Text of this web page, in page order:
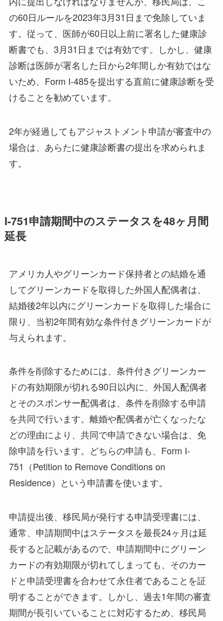
の60日ルールを2023年3月31日まで免除していま
す。従って、医師が60日以上前に署名した健康診
断書でも、3月31日までは有効です。しかし、健康
診断は医師が署名した日から2年間しか有効ではな
いため、Form I-485を提出する直前に健康診断を受
けることを勧めています。
2年が経過してもアジャストメント申請が審査中の
場合は、あらたに健康診断書の提出を求められま
す。
I-751申請期間中のステータスを48ヶ月間
延長
アメリカ人やグリーンカード保持者との結婚を通
してグリーンカードを取得した外国人配偶者は、
結婚後2年以内にグリーンカードを取得した場合に
限り、当初2年間有効な条件付きグリーンカードが
与えられます。
条件を削除するためには、条件付きグリーンカー
ドの有効期限が切れる90日以内に、外国人配偶者
とそのスポンサー配偶者は、条件を削除する申請
を共同で行います。離婚や配偶者が亡くなったな
どの理由により、共同で申請できない場合は、免
除申請を行います。どちらの申請も、Form I-
751（Petition to Remove Conditions on
Residence）という申請書を使います。
申請提出後、移民局が発行する申請受理書には、
通常、申請期間中はステータスを最長24ヶ月は延
長すると記載があるので、申請期間中にグリーン
カードの有効期限が切れてしまっても、そのカー
ドと申請受理書を合わせて永住者であることを証
明することができます。しかし、過去1年間の審査
期間が長引いていることに対応するため、移民局